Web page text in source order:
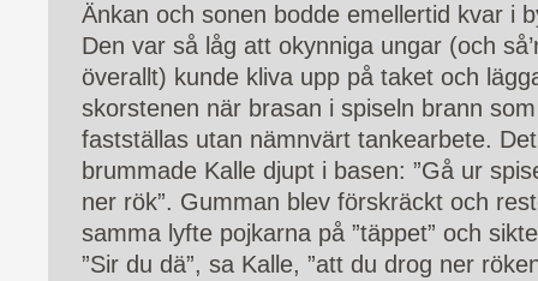
Änkan och sonen bodde emellertid kvar i
Den var så låg att okynniga ungar (och
överallt) kunde kliva upp på taket och
skorstenen när brasan i spiseln brann
fastställas utan nämnvärt tankearbete.
brummade Kalle djupt i basen: ”Gå ur
ner rök”. Gumman blev förskräckt och
samma lyfte pojkarna på ”täppet” och
”Sir du dä”, sa Kalle, ”att du drog ner